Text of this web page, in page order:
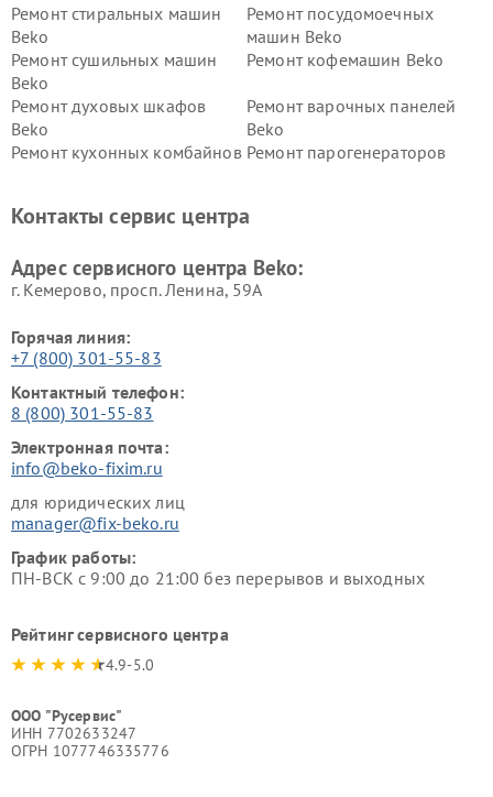
Ремонт стиральных машин
Beko
Ремонт посудомоечных
машин Beko
Ремонт сушильных машин
Beko
Ремонт кофемашин Beko
Ремонт духовых шкафов
Beko
Ремонт варочных панелей
Beko
Ремонт кухонных комбайнов Ремонт парогенераторов
Ремонт холодильников Beko Ремонт морозильных камер
Контакты сервис центра
Адрес сервисного центра Beko:
г. Кемерово, просп. Ленина, 59А
Горячая линия:
+7 (800) 301-55-83
Контактный телефон:
8 (800) 301-55-83
Электронная почта:
info@beko-fixim.ru
для юридических лиц
manager@fix-beko.ru
График работы:
ПН-ВСК с 9:00 до 21:00 без перерывов и выходных
Рейтинг сервисного центра
4.9-5.0
ООО "Русервис"
ИНН 7702633247
ОГРН 1077746335776